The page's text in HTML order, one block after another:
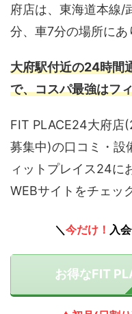
府店は、東海道本線/
分、車7分の場所にあ
大府駅付近の24時間
で、コスパ最強はフ
FIT PLACE24大府店
募集中)の口コミ・設
ィットプレイス24に
WEBサイトをチェッ
＼ 今だけ！ 入
お得なFIT